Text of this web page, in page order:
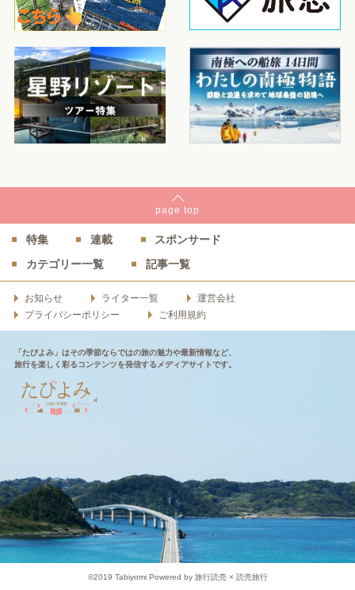
page top
特集 連載
スポンサード
カテゴリー一覧
記事一覧
お知らせ ライター一覧
運営会社
プライバシーポリシー
ご利用規約
「たびよみ」はその季節ならではの旅の魅力や最新情報など、
旅行を楽しく彩るコンテンツを発信するメディアサイトです。
©2019 Tabiyomi Powered by 旅行読売 × 読売旅行